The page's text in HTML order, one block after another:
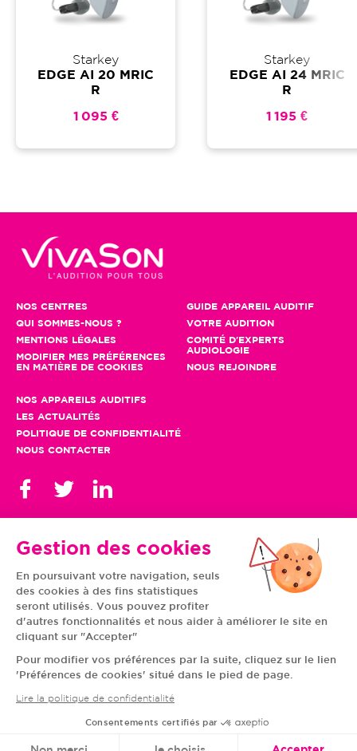
Gestion des cookies
En poursuivant votre navigation, seuls
des cookies à des fins statistiques
seront utilisés. Vous pouvez profiter
d'autres fonctionnalités et nous aider à améliorer le site en
cliquant sur "Accepter"
Pour modifier vos préférences par la suite, cliquez sur le lien
'Préférences de cookies' situé dans le pied de page.
Lire la politique de confidentialité
Consentements certifiés par
Starkey
EDGE AI 20 MRIC
R
1 095 €
Starkey
EDGE AI 24 MRIC
R
1 195 €
NOS CENTRES
QUI SOMMES-NOUS ?
MENTIONS LÉGALES
MODIFIER MES PRÉFÉRENCES
EN MATIÈRE DE COOKIES
GUIDE APPAREIL AUDITIF
VOTRE AUDITION
COMITÉ D'EXPERTS
AUDIOLOGIE
NOUS REJOINDRE
NOS APPAREILS AUDITIFS
LES ACTUALITÉS
POLITIQUE DE CONFIDENTIALITÉ
NOUS CONTACTER
TOUS NOS CENTRES
AUVERGNE-RHÔNE-
ALPES
FRANCHE-COMTÉ
BRETAGNE
CENTRE-VAL DE LOIRE
GRAND EST
ÎLE-DE-FRANCE
NORMANDIE
PAYS DE LA LOIRE
PROVENCE-ALPES-
CÔTE D'AZUR
© VIVASON 2020 TOUS DROITS RÉSERVÉS